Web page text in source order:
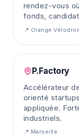
rendez-vous
fonds,
📍 Orange
P.Factory
Accélérateur
orienté
appliquée.
industriels.
📍 Marseille